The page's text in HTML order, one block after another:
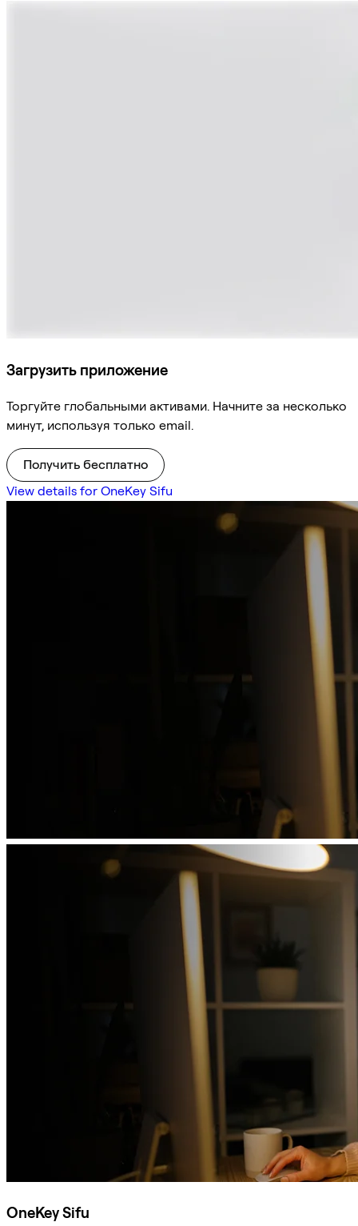
Загрузить приложение
Торгуйте глобальными активами. Начните за несколько
минут, используя только email.
Получить бесплатно
View details for OneKey Sifu
OneKey Sifu